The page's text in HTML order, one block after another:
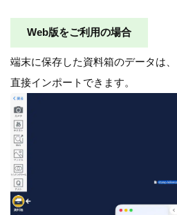
Web版をご利用の場合
端末に保存した資料箱のデータは
直接インポートできます。